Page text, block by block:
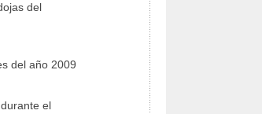
del
año 2009
el